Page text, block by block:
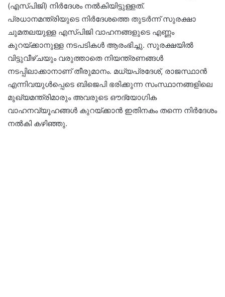
(എസ്പിജി) നിർദേശം നൽകിയിട്ടുള്ളത്.
പ്രധാനമന്ത്രിയുടെ നിർദേശത്തെ തുടർന്ന് സുരക്ഷാ
ചുമതലയുള്ള എസ്പിജി വാഹനങ്ങളുടെ എണ്ണം
കുറയ്ക്കാനുള്ള നടപടികൾ ആരംഭിച്ചു. സുരക്ഷയിൽ
വിട്ടുവീഴ്ചയും വരുത്താതെ നിയന്ത്രണങ്ങൾ
നടപ്പിലാക്കാനാണ് തീരുമാനം. മധ്യപ്രദേശ്, രാജസ്ഥാൻ
എന്നിവയുൾപ്പെടെ ബിജെപി ഭരിക്കുന്ന സംസ്ഥാനങ്ങളിലെ
മുഖ്യമന്ത്രിമാരും അവരുടെ ഔദ്യോഗിക
വാഹനവ്യൂഹങ്ങൾ കുറയ്ക്കാൻ ഇതിനകം തന്നെ നിർദേശം
നൽകി കഴിഞ്ഞു.